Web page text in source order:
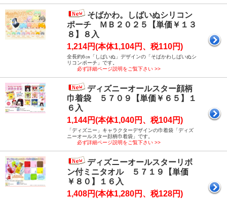
そばかわ。しばいぬシリコン
ポーチ ＭＢ２０２５【単価￥１３
８】８入
1,214円(本体1,104円、税110円)
全長約6㎝「しばいぬ」デザインの「そばかわしばいぬシ
リコンポーチ」です。
必ず詳細ページ説明をご覧下さい >>
ディズニーオールスター顔柄
巾着袋 ５７０９【単価￥６５】１
６入
1,144円(本体1,040円、税104円)
「ディズニー」キャラクターデザインの巾着袋「ディズ
ニーオールスター顔柄巾着袋」です。
必ず詳細ページ説明をご覧下さい >>
ディズニーオールスターリボ
ン付ミニタオル ５７１９【単価
￥８０】１６入
1,408円(本体1,280円、税128円)